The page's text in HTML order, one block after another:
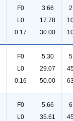
F0
L0
0.17
3.66
17.78
30.00
F0
L0
0.16
5.30
29.07
50.00
F0
L0
5.66
35.61